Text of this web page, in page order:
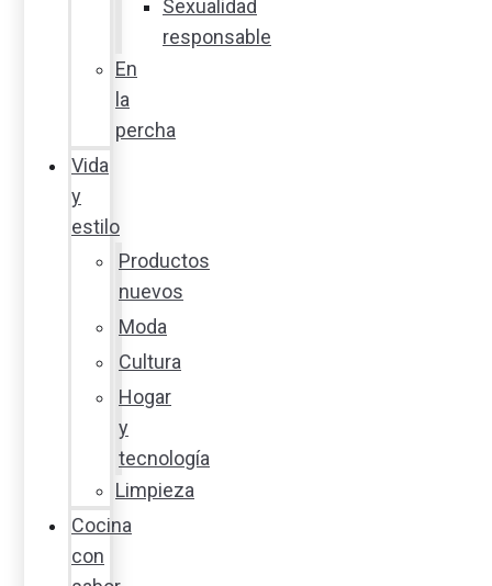
Sexualidad
responsable
En
la
percha
Vida
y
estilo
Productos
nuevos
Moda
Cultura
Hogar
y
tecnología
Limpieza
Cocina
con